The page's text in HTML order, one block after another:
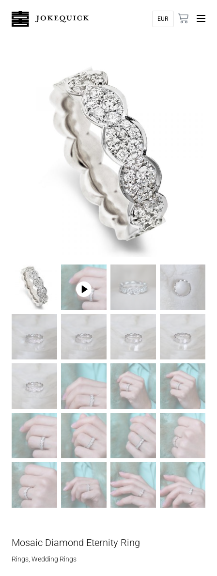
Mosaic Diamond Eternity Ring
Rings Wedding Rings